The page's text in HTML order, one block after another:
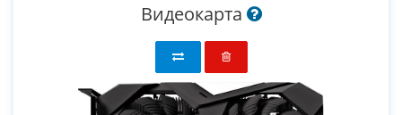
Видеокарта